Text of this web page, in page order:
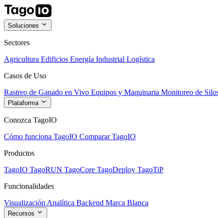
Soluciones
Sectores
Agricultura Edificios Energía Industrial Logística
Casos de Uso
Rastreo de Ganado en Vivo Equipos y Maquinaria Monitoreo de
Plataforma
Conozca TagoIO
Cómo funciona TagoIO Comparar TagoIO
Productos
TagoIO TagoRUN TagoCore TagoDeploy TagoTiP
Funcionalidades
Visualización Analítica Backend Marca Blanca
Recursos